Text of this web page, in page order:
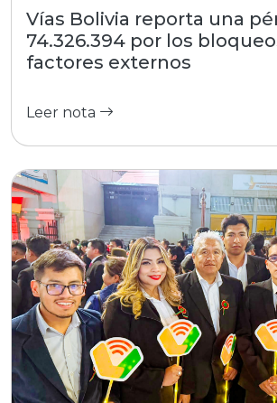
Vías Bolivia reporta una
74.326.394 por los
factores externos
Leer nota